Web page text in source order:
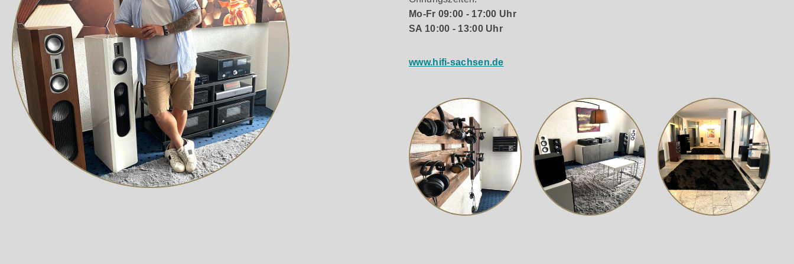
Mitteltieftöner
Das Herzstück des von Grund auf neu entwickelten Mitteltieftöners der 5010 ist die durchgehend geschwungene, 110 mm große CC3 Continuous Curved Cone™ Membran. In
Zusammenarbeit mit besonders kräftigen Magnetsystemen und 30,5 großen Schwingspulen realisieren die Chassis nicht nur eine hervorragende Dynamik insbesondere im
Bassbereich, sondern weisen im Vergleich zu konventionellen Treibern mit 25 mm-Schwingspulen eine um 50 % höhere Belastbarkeit auf.
Hochtöner
Basierend auf dem Konstruktionsprinzip des Hochtöners aus der Concept-Serie umfasst die Hochtoneinheit der 5000er Serie eine 25 mm große Gewebekalotte, ein kompaktes
Neodym-Magnetsystem und einen hermetisch abgedichteten Hohlraum. Durch eine schwimmende Aufhängung ist der Hochtöner mechanisch von der Schallwand getrennt,
was Wechselwirkungen mit dem benachbarten Mitteltieftöner verhindert. Niedrige Übergangsfrequenzen sichern eine nahtlose Ankopplung an die Mitteltieftöner.
Mo-Fr 09:00 - 17:00 Uhr
SA 10:00 - 13:00 Uhr
www.hifi-sachsen.de